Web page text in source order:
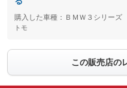
購入した車種：ＢＭＷ３シリーズ
トモ
この販売店の